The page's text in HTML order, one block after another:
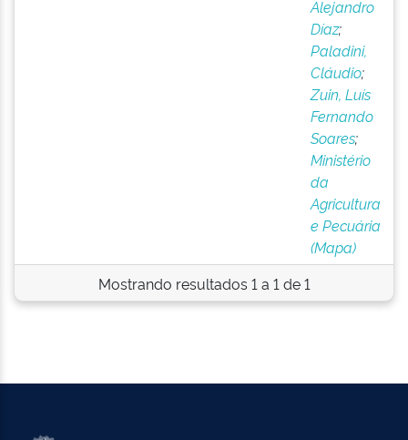
Alejandro
Díaz;
Paladini,
Cláudio;
Zuin, Luís
Fernando
Soares;
Ministério
da
Agricultura
e Pecuária
(Mapa)
Mostrando resultados 1 a 1 de 1